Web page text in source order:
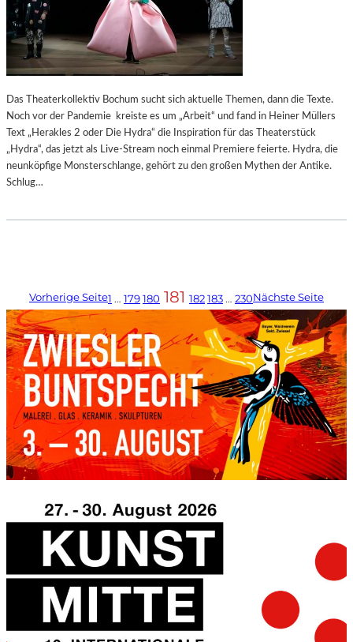
Das Theaterkollektiv Bochum sucht sich aktuelle Themen, dann die Texte.
Noch vor der Pandemie kreiste es um „Arbeit“ und fand in Heiner Müllers
Text „Herakles 2 oder Die Hydra“ die Inspiration für das Theaterstück
„Hydra“, das jetzt als Live-Stream noch einmal Premiere feierte. Hydra, die
neunköpfige Monsterschlange, gehört zu den großen Mythen der Antike.
Schlug…
Vorherige Seite1 … 179180 181 182183 … 230Nächste Seite